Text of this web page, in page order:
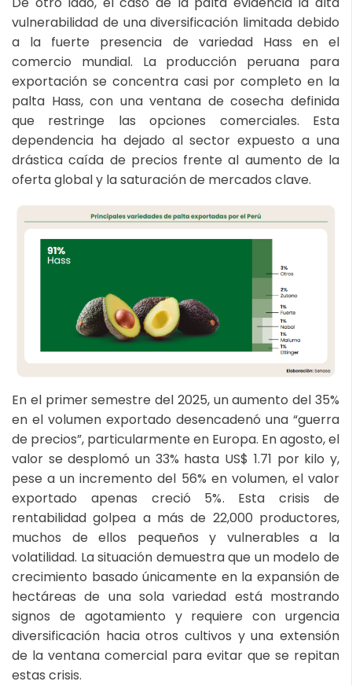
vulnerabilidad de una diversificación limitada debido
a la fuerte presencia de variedad Hass en el
comercio mundial. La producción peruana para
exportación se concentra casi por completo en la
palta Hass, con una ventana de cosecha definida
que restringe las opciones comerciales. Esta
dependencia ha dejado al sector expuesto a una
drástica caída de precios frente al aumento de la
oferta global y la saturación de mercados clave.
En el primer semestre del 2025, un aumento del 35%
en el volumen exportado desencadenó una “guerra
de precios”, particularmente en Europa. En agosto, el
valor se desplomó un 33% hasta US$ 1.71 por kilo y,
pese a un incremento del 56% en volumen, el valor
exportado apenas creció 5%. Esta crisis de
rentabilidad golpea a más de 22,000 productores,
muchos de ellos pequeños y vulnerables a la
volatilidad. La situación demuestra que un modelo de
crecimiento basado únicamente en la expansión de
hectáreas de una sola variedad está mostrando
signos de agotamiento y requiere con urgencia
diversificación hacia otros cultivos y una extensión
de la ventana comercial para evitar que se repitan
estas crisis.